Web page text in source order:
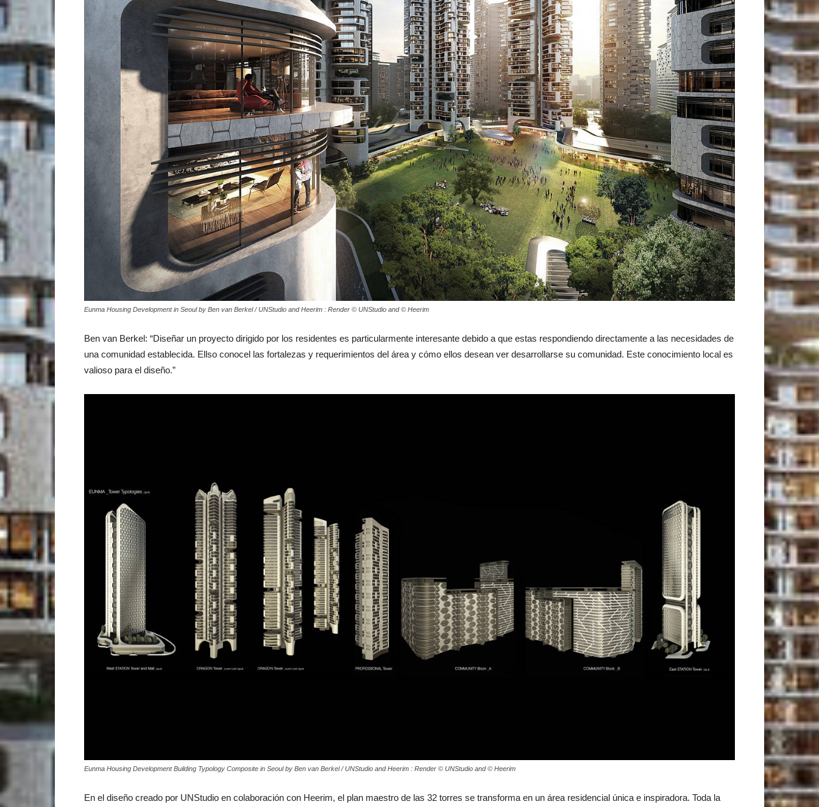
Eunma Housing Development in Seoul by Ben van Berkel / UNStudio and Heerim : Render © UNStudio and © Heerim
Ben van Berkel: “Diseñar un proyecto dirigido por los residentes es particularmente interesante debido a que estas respondiendo directamente a las necesidades de
una comunidad establecida. Ellso conocel las fortalezas y requerimientos del área y cómo ellos desean ver desarrollarse su comunidad. Este conocimiento local es
valioso para el diseño.”
Eunma Housing Development Building Typology Composite in Seoul by Ben van Berkel / UNStudio and Heerim : Render © UNStudio and © Heerim
En el diseño creado por UNStudio en colaboración con Heerim, el plan maestro de las 32 torres se transforma en un área residencial única e inspiradora. Toda la